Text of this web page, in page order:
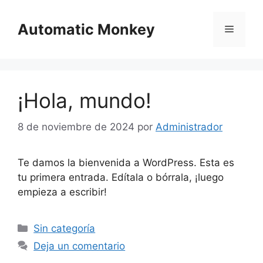
contenido
Automatic Monkey Menú
¡Hola, mundo!
8 de noviembre de 2024 por Administrador
Te damos la bienvenida a WordPress. Esta es
tu primera entrada. Edítala o bórrala, ¡luego
empieza a escribir!
Categorías
Sin categoría
Deja un comentario